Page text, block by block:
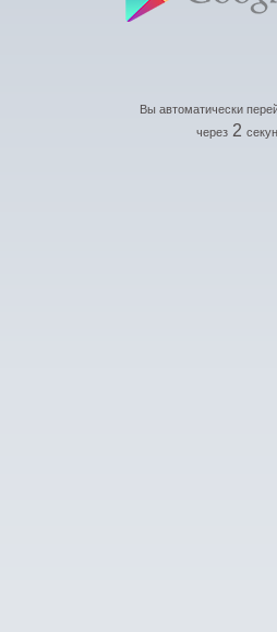
Вы автоматически
через 2